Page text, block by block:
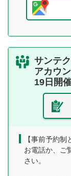
サンテ
アカウ
19日開催
【事前予約制
お電話か、ご
さい。